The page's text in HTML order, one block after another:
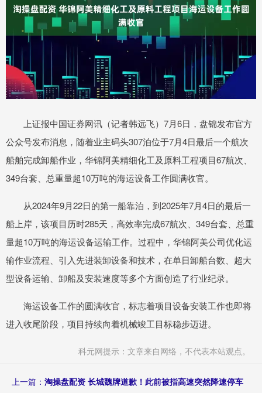
上证报中国证券网讯（记者韩远飞）7月6日，盘锦发布官方
公众号发布消息，随着业主码头307泊位于7月4日最后一个航次
船舶完成卸船作业，华锦阿美精细化工及原料工程项目67航次、
349台套、总重量超10万吨的海运设备工作圆满收官。
从2024年9月22日的第一船靠泊，到2025年7月4日的最后一
船上岸，该项目历时285天，高效率完成67航次、349台套、总重
量超10万吨的海运设备运输工作。过程中，华锦阿美公司优化运
输作业流程、引入先进装卸设备和技术，在单日卸船台数、超大
型设备运输、卸船及安装速度等多个方面创造了行业纪录。
海运设备工作的圆满收官，标志着项目设备安装工作也即将
进入收尾阶段，项目持续向着机械竣工目标稳步迈进。
科元网提示：文章来自网络，不代表本站观点。
上一篇： 淘操盘配资 长城魏牌道歉！此前被指高速突然降速停车